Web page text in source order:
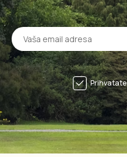
Prihvatate